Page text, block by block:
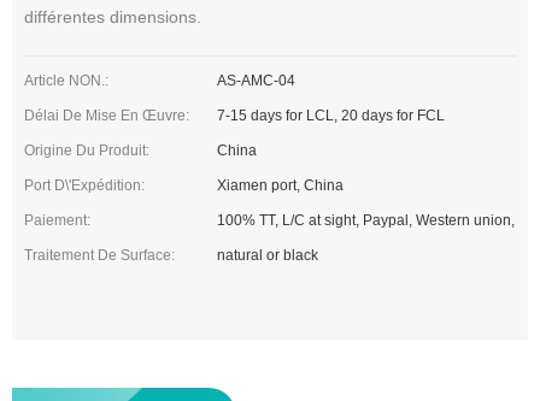
différentes dimensions.
Article NON.: AS-AMC-04
Délai De Mise En Œuvre: 7-15 days for LCL, 20 days for FCL
Origine Du Produit: China
Port D\'expédition: Xiamen port, China
Paiement: 100% TT, L/C at sight, Paypal, Western union,
Traitement De Surface: natural or black